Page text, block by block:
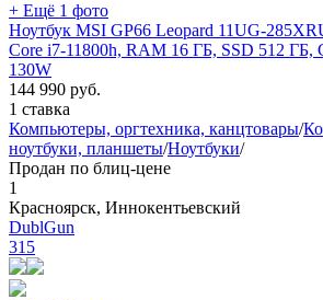
+ Ещё 1 фото
Ноутбук MSI GP66 Leopard 11UG-
Core i7-11800h, RAM 16 ГБ, SSD 512 ГБ,
130W
144 990 руб.
1 ставка
Компьютеры, оргтехника, канцтовары/
ноутбуки, планшеты/Ноутбуки/
Продан по блиц-цене
1
Красноярск, Иннокентьевский
DublGun
315